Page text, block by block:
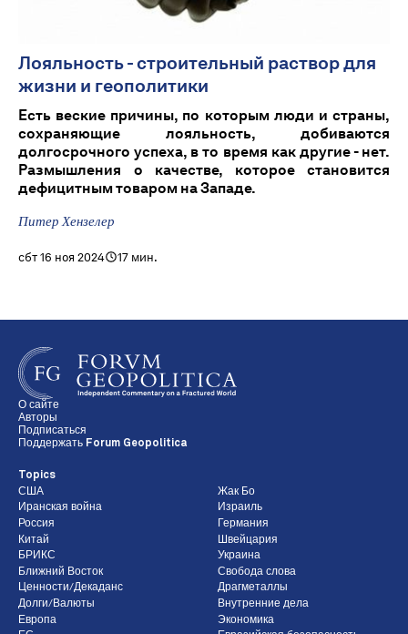
Лояльность - строительный раствор для
жизни и геополитики
Есть веские причины, по которым люди и страны,
сохраняющие лояльность, добиваются
долгосрочного успеха, в то время как другие - нет.
Размышления о качестве, которое становится
дефицитным товаром на Западе.
Питер Хензелер
сбт 16 ноя 2024 17 мин.
О сайте
Авторы
Подписаться
Поддержать Forum Geopolitica
Topics
США
Жак Бо
Иранская война
Израиль
Россия
Германия
Китай
Швейцария
БРИКС
Украина
Ближний Восток
Свобода слова
Ценности/Декаданс
Драгметаллы
Долги/Валюты
Внутренние дела
Европа
Экономика